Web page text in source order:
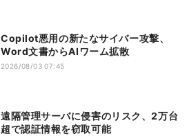
Copilot悪用の新たなサイバー攻撃、
Word文書からAIワーム拡散
2026/08/03 07:45
遠隔管理サーバに侵害のリスク、2万台
超で認証情報を窃取可能